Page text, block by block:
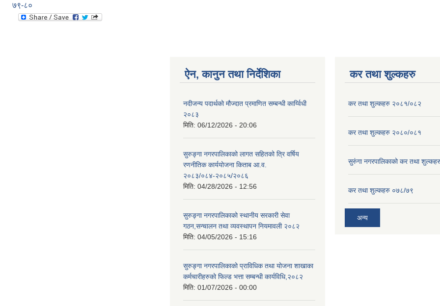
७९-८०
ऐन, कानुन तथा निर्देशिका
नदीजन्य पदार्थको मौज्दात प्रमाणित सम्बन्धी कार्य्विधी
२०८३
मिति: 06/12/2026 - 20:06
सुरुङ्गा नगरपालिकाको लागत सहितको त्रि वर्षिय
रणनीतिक कार्ययोजना किताब आ.व.
२०८३/०८४-२०८५/२०८६
मिति: 04/28/2026 - 12:56
सुरुङ्गा नगरपालिकाको स्थानीय सरकारी सेवा
गठन,सन्चालन तथा व्यवस्थापन नियमावली २०८२
मिति: 04/05/2026 - 15:16
सुरुङ्गा नगरपालिकाको प्राविधिक तथा योजना शाखाका
कर्मचारीहरुको फिल्ड भत्ता सम्बन्धी कार्यविधि,२०८२
मिति: 01/07/2026 - 00:00
कर तथा शुल्कहरु
कर तथा शुल्कहरु २०८१/०८२
कर तथा शुल्कहरु २०८०/०८१
सुरुंगा नगरपालिकाको कर तथा
कर तथा शुल्कहरु ०७८/७९
अन्य